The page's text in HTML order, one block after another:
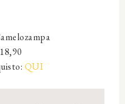
18,90
QUI